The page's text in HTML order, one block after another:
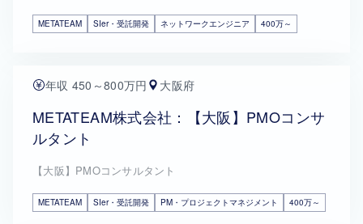
METATEAM SIer・受託開発 ネットワークエンジニア 400万～
年収 450～800万円 大阪府
METATEAM株式会社：【大阪】PMOコンサ
ルタント
【大阪】PMOコンサルタント
METATEAM SIer・受託開発 PM・プロジェクトマネジメント 400万～